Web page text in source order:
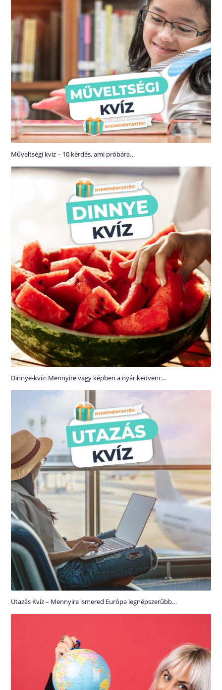
Műveltségi kvíz – 10 kérdés, ami próbára…
Dinnye-kvíz: Mennyire vagy képben a nyár kedvenc…
Utazás Kvíz – Mennyire ismered Európa legnépszerűbb…